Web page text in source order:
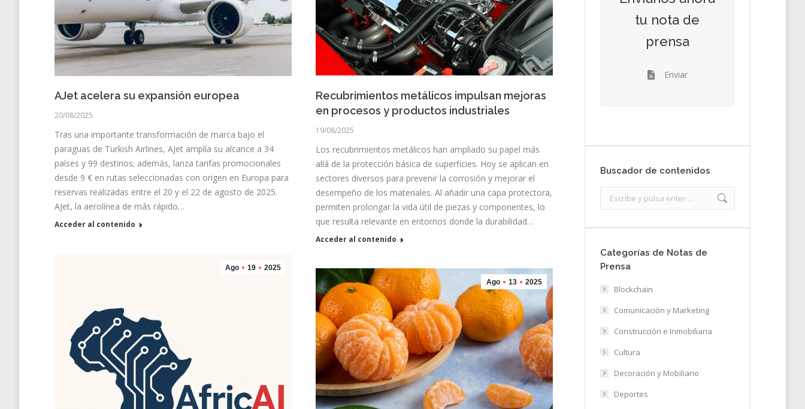
AJet acelera su expansión europea
20/08/2025
Tras una importante transformación de marca bajo el
paraguas de Turkish Airlines, AJet amplía su alcance a 34
países y 99 destinos; además, lanza tarifas promocionales
desde 9 € en rutas seleccionadas con origen en Europa para
reservas realizadas entre el 20 y el 22 de agosto de 2025.
AJet, la aerolínea de más rápido…
Acceder al contenido
Recubrimientos metálicos impulsan mejoras
en procesos y productos industriales
19/08/2025
Los recubrimientos metálicos han ampliado su papel más
allá de la protección básica de superficies. Hoy se aplican en
sectores diversos para prevenir la corrosión y mejorar el
desempeño de los materiales. Al añadir una capa protectora,
permiten prolongar la vida útil de piezas y componentes, lo
que resulta relevante en entornos donde la durabilidad…
Acceder al contenido
Ago 19 2025
Ago 13 2025
tu nota de
prensa
Enviar
Buscador de contenidos
Categorías de Notas de
Prensa
Blockchain
Comunicación y Marketing
Construcción e Inmobiliaria
Cultura
Decoración y Mobiliario
Deportes